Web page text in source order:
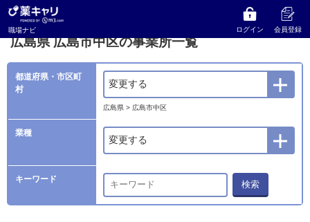
職場ナビ ログイン 会員登録
薬キャリ 職場ナビ 広島市中区の事業所一覧
広島県 広島市中区の事業所一覧
都道府県・市区町
村
変更する
広島県 > 広島市中区
業種
変更する
キーワード 検索